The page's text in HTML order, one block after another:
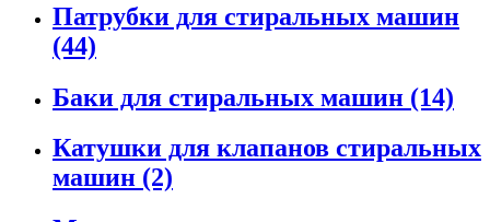
Патрубки для стиральных машин
(44)
Баки для стиральных машин (14)
Катушки для клапанов стиральных
машин (2)